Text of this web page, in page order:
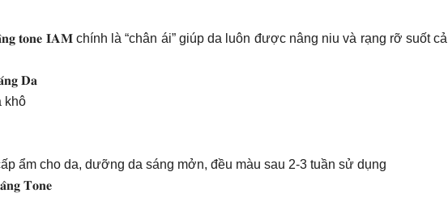
𝐭𝐨𝐧𝐞 𝐈𝐀𝐌 chính là “chân ái” giúp da luôn được nâng niu và rạng rỡ suốt
𝐃𝐚
khô
ẩm cho da, dưỡng da sáng mởn, đều màu sau 2-3 tuần sử dụng
𝐓𝐨𝐧𝐞